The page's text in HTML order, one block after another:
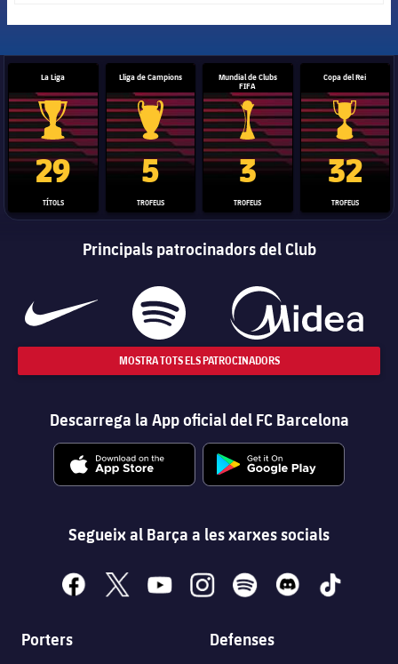
La Liga
Trofeu de la Liga
29
TÍTOLS
Lliga de Campions
Trofeu de la Lliga de Campions
5
TROFEUS
Mundial de Clubs
FIFA
Trofeu del Mundial de Clubs
3
TROFEUS
Copa del Rei
Copa del
32
TROFEUS
Principals patrocinadors del Club
MOSTRA TOTS ELS PATROCINADORS
Descarrega la App oficial del FC Barcelona
Segueix al Barça a les xarxes socials
facebookx youtubeinstagramspotify discord tiktok
Porters Defenses